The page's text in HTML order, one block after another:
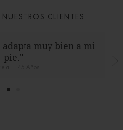
CLIENTES
adapta muy bien a mi
pie."